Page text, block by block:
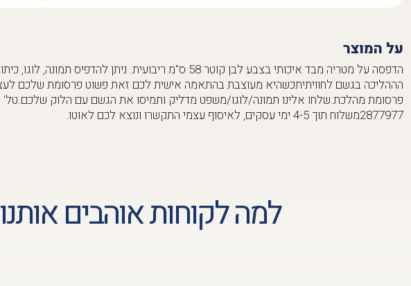
על המוצר
הדפסה על מטריה מבד איכותי בצבע לבן קוטר 58 ס"מ ריבועית. ניתן
הההליכה בגשם לחוויתיתכשהיא מעוצבת בהתאמה אישית לכם זאת פשוט פרסומת שלכם
2877977משלוח תוך 4-5 ימי עסקים, לאיסוף עצמי התקשרו ונוצא לכם לאוטו.
למה לקוחות אוהבים